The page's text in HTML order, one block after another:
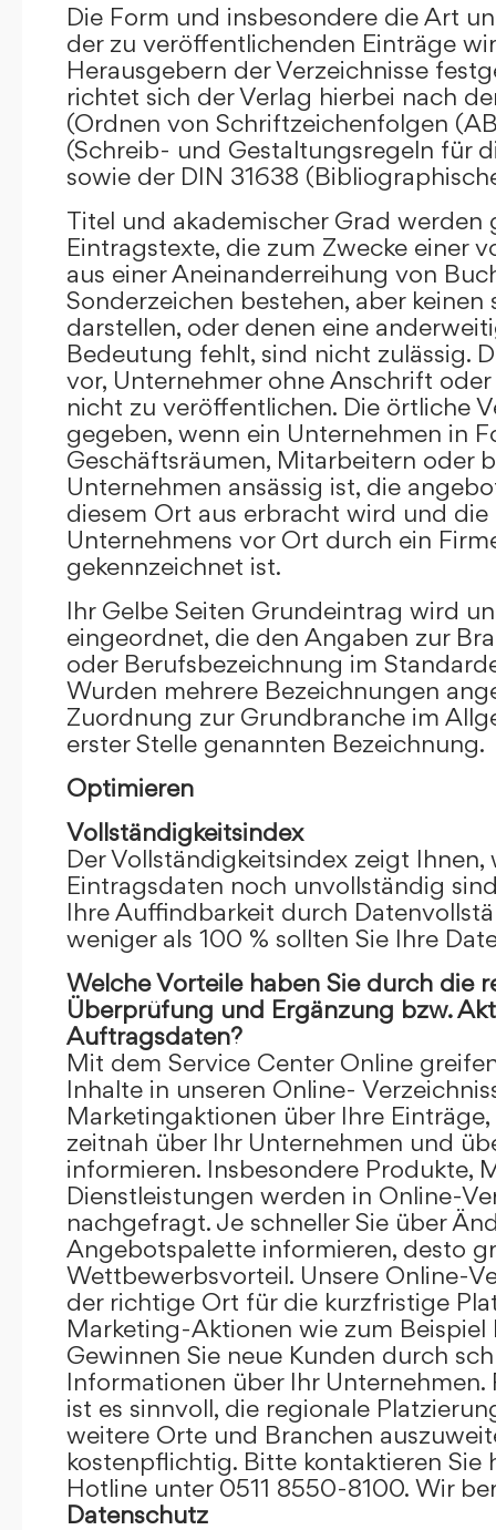
Die Form und insbesondere die Art
der zu veröffentlichenden Einträge
Herausgebern der Verzeichnisse
richtet sich der Verlag hierbei nach
(Ordnen von Schriftzeichenfolgen
(Schreib- und Gestaltungsregeln für
sowie der DIN 31638
Titel und akademischer Grad werden
Eintragstexte, die zum Zwecke einer
aus einer Aneinanderreihung von
Sonderzeichen bestehen, aber keinen
darstellen, oder denen eine
Bedeutung fehlt, sind nicht zulässig.
vor, Unternehmer ohne Anschrift
nicht zu veröffentlichen. Die örtliche
gegeben, wenn ein Unternehmen in
Geschäftsräumen, Mitarbeitern oder
Unternehmen ansässig ist, die
diesem Ort aus erbracht wird und die
Unternehmens vor Ort durch ein
gekennzeichnet ist.
Ihr Gelbe Seiten Grundeintrag wird
eingeordnet, die den Angaben zur
oder Berufsbezeichnung im
Wurden mehrere Bezeichnungen
Zuordnung zur Grundbranche im
erster Stelle genannten Bezeichnung.
Optimieren
Vollständigkeitsindex
Der Vollständigkeitsindex zeigt
Eintragsdaten noch unvollständig
Ihre Auffindbarkeit durch
weniger als 100 % sollten Sie Ihre
Welche Vorteile haben Sie durch die
Überprüfung und Ergänzung bzw.
Auftragsdaten?
Mit dem Service Center Online
Inhalte in unseren Online-
Marketingaktionen über Ihre
zeitnah über Ihr Unternehmen und
informieren. Insbesondere Produkte,
Dienstleistungen werden in Online-
nachgefragt. Je schneller Sie über
Angebotspalette informieren, desto
Wettbewerbsvorteil. Unsere Online-
der richtige Ort für die kurzfristige
Marketing-Aktionen wie zum Beispiel
Gewinnen Sie neue Kunden durch
Informationen über Ihr Unternehmen.
ist es sinnvoll, die regionale
weitere Orte und Branchen
kostenpflichtig. Bitte kontaktieren Sie
Hotline unter 0511 8550-8100. Wir
Datenschutz